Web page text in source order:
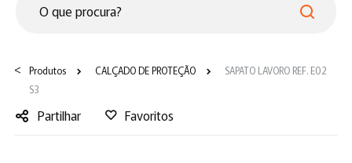
< Produtos CALÇADO DE PROTEÇÃO
SAPATO LAVORO REF. E02
S3
Partilhar
Favoritos